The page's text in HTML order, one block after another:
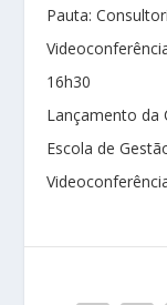
Pauta:
16h30
Lançamento da
Escola de